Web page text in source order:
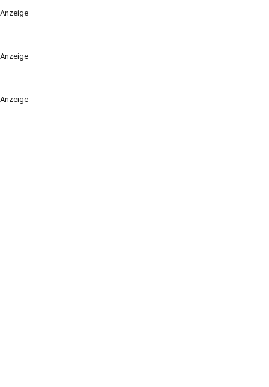
Anzeige
Anzeige
Anzeige